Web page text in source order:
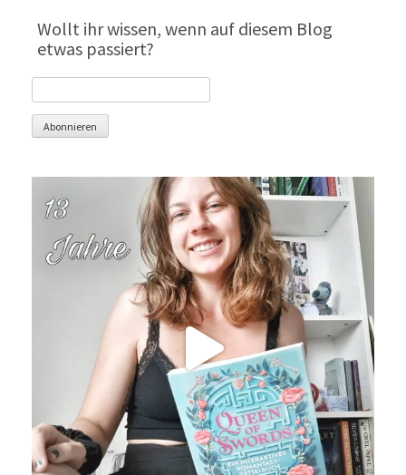
Wollt ihr wissen, wenn auf diesem Blog
etwas passiert?